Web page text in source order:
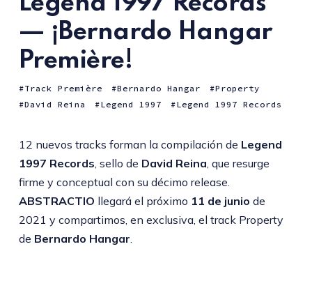
— ¡Bernardo Hangar
Première!
Track Première Bernardo Hangar
Property
David Reina
Legend 1997 Legend 1997 Records
12 nuevos tracks forman la compilación de Legend
1997 Records, sello de David Reina, que resurge
firme y conceptual con su décimo release.
ABSTRACTIO llegará el próximo 11 de junio de
2021 y compartimos, en exclusiva, el track Property
de Bernardo Hangar.